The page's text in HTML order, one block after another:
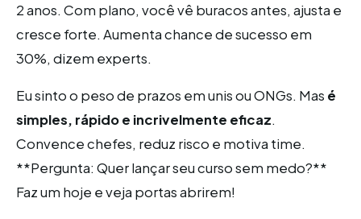
2 anos. Com plano, você vê buracos antes, ajusta e
cresce forte. Aumenta chance de sucesso em
30%, dizem experts.
Eu sinto o peso de prazos em unis ou ONGs. Mas é
simples, rápido e incrivelmente eficaz.
Convence chefes, reduz risco e motiva time.
**Pergunta: Quer lançar seu curso sem medo?**
Faz um hoje e veja portas abrirem!